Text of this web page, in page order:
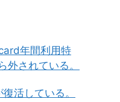
年間利用特
されている。
活している。